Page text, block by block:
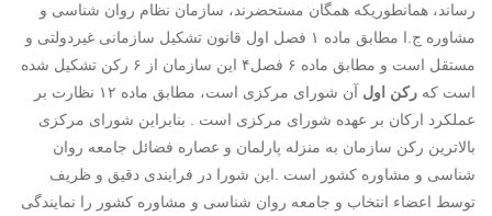
رساند، همانطوریکه همگان مستحضرند، سازمان نظام روان شناسی و
مشاوره ج.ا مطابق ماده ۱ فصل اول قانون تشکیل سازمانی غیردولتی و
مستقل است و مطابق ماده ۶ فصل۴ این سازمان از ۶ رکن تشکیل شده
است که رکن اول
آن شورای مرکزی است، مطابق ماده ۱۲ نظارت بر
عملکرد ارکان بر عهده شورای مرکزی است . بنابراین شورای مرکزی
بالاترین رکن سازمان به منزله پارلمان و عصاره فضائل جامعه روان
شناسی و مشاوره کشور است .این شورا در فرایندی دقیق و ظریف
توسط اعضاء انتخاب و جامعه روان شناسی و مشاوره کشور را نمایندگی